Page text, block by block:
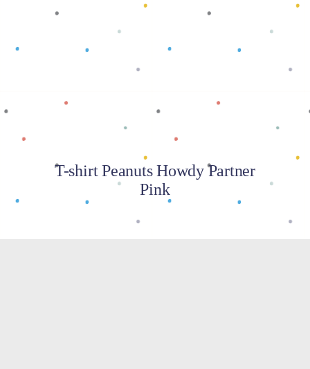
T-shirt Peanuts Howdy Partner
Pink